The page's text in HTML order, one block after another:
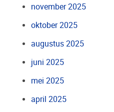
november 2025
oktober 2025
augustus 2025
juni 2025
mei 2025
april 2025